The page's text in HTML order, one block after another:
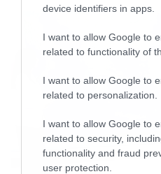
device identifiers in apps.
I want to allow Google to
related to functionality of
I want to allow Google to
related to personalization.
I want to allow Google to
related to security,
functionality and fraud
user protection.